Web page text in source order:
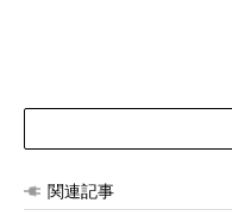
関連記事